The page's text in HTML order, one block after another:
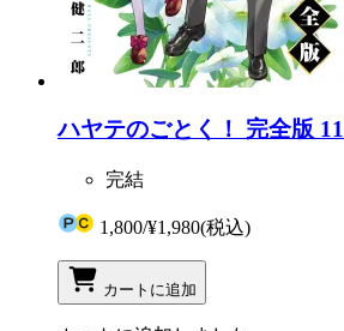
ハヤテのごとく！ 完全版 11
完結
1,800/¥1,980(税込)
カートに追加